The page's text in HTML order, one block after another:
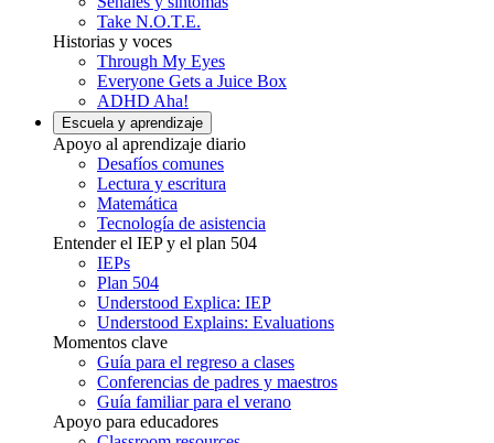
Take N.O.T.E.
Historias y voces
Through My Eyes
Everyone Gets a Juice Box
ADHD Aha!
Escuela y aprendizaje
Apoyo al aprendizaje diario
Desafíos comunes
Lectura y escritura
Matemática
Tecnología de asistencia
Entender el IEP y el plan 504
IEPs
Plan 504
Understood Explica: IEP
Understood Explains: Evaluations
Momentos clave
Guía para el regreso a clases
Conferencias de padres y maestros
Guía familiar para el verano
Apoyo para educadores